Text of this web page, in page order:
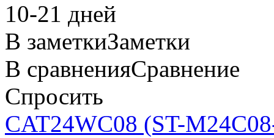
10-21 дней
В заметкиЗаметки
В сравненияСравнение
Спросить
CAT24WC08 (ST-